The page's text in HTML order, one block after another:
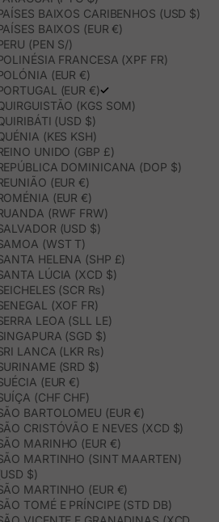
BAIXOS CARIBENHOS (USD $)
BAIXOS (EUR €)
(PEN S/)
FRANCESA (XPF FR)
(EUR €)
(EUR €)
(KGS SOM)
(USD $)
(KES KSH)
UNIDO (GBP £)
DOMINICANA (DOP $)
(EUR €)
(EUR €)
(RWF FRW)
(USD $)
(WST T)
HELENA (SHP £)
LÚCIA (XCD $)
(SCR ₨)
(XOF FR)
LEOA (SLL LE)
(SGD $)
LANCA (LKR ₨)
(SRD $)
(EUR €)
(CHF CHF)
BARTOLOMEU (EUR €)
CRISTÓVÃO E NEVES (XCD $)
MARINHO (EUR €)
MARTINHO (SINT MAARTEN)
$)
MARTINHO (EUR €)
TOMÉ E PRÍNCIPE (STD DB)